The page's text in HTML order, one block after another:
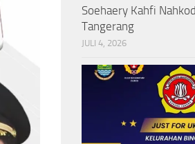
Soehaery Kahfi
Tangerang
JULI 4, 2026